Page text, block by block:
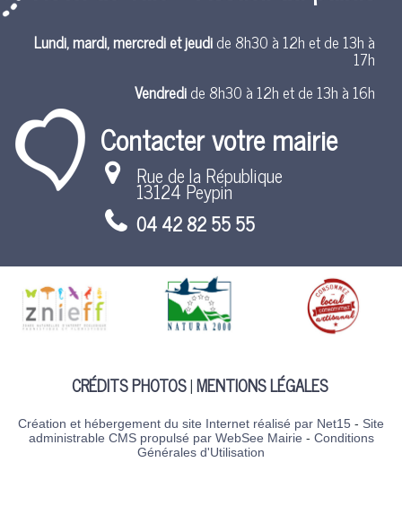
Lundi, mardi, mercredi et jeudide 8h30 à 12h et de 13h à
17h
Vendredide 8h30 à 12h et de 13h à 16h
Contacter votre mairie
Rue de la République
13124 Peypin
04 42 82 55 55
CRÉDITS PHOTOS MENTIONS LÉGALES
Création et hébergement du site Internet réalisé par Net15 - Site
administrable CMS propulsé par WebSee Mairie - Conditions
Générales d'Utilisation